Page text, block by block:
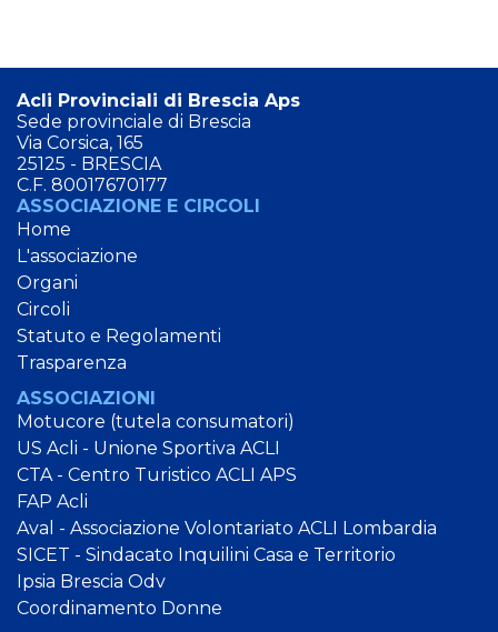
Acli Provinciali di Brescia Aps
Sede provinciale di Brescia
Via Corsica, 165
25125 - BRESCIA
C.F. 80017670177
ASSOCIAZIONE E CIRCOLI
Home
L'associazione
Organi
Circoli
Statuto e Regolamenti
Trasparenza
ASSOCIAZIONI
Motucore (tutela consumatori)
US Acli - Unione Sportiva ACLI
CTA - Centro Turistico ACLI APS
FAP Acli
Aval - Associazione Volontariato ACLI Lombardia
SICET - Sindacato Inquilini Casa e Territorio
Ipsia Brescia Odv
Coordinamento Donne